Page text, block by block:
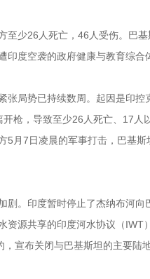
至少26人死亡，46人受伤。巴
度空袭的政府健康与教育综合
张局势已持续数周。起因是印
枪，导致至少26人死亡、17
5月7日凌晨的军事打击，巴基
剧。印度暂时停止了杰纳布河
资源共享的印度河水协议（
宣布关闭与巴基斯坦的主要陆